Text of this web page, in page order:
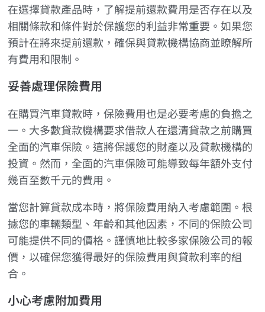
在選擇貸款產品時，了解提前還款費用是否存在以及
相關條款和條件對於保護您的利益非常重要。如果您
預計在將來提前還款，確保與貸款機構協商並瞭解所
有費用和限制。
妥善處理保險費用
在購買汽車貸款時，保險費用也是必要考慮的負擔之
一。大多數貸款機構要求借款人在還清貸款之前購買
全面的汽車保險。這將保護您的財產以及貸款機構的
投資。然而，全面的汽車保險可能導致每年額外支付
幾百至數千元的費用。
當您計算貸款成本時，將保險費用納入考慮範圍。根
據您的車輛類型、年齡和其他因素，不同的保險公司
可能提供不同的價格。謹慎地比較多家保險公司的報
價，以確保您獲得最好的保險費用與貸款利率的組
合。
小心考慮附加費用